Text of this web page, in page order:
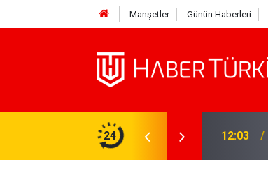
Manşetler Günün Haberleri
24
İsmi İlhan Şeşen'den Acı Haber Geldi! 12:03